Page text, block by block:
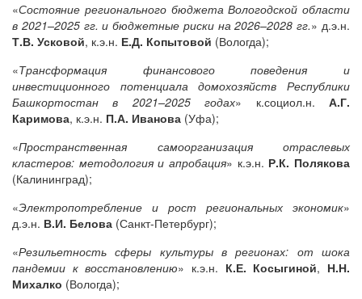
«Состояние регионального бюджета Вологодской области
в 2021–2025 гг. и бюджетные риски на 2026–2028 гг.» д.э.н.
Т.В. Усковой, к.э.н. Е.Д. Копытовой (Вологда);
«Трансформация финансового поведения и
инвестиционного потенциала домохозяйств Республики
Башкортостан в 2021–2025 годах» к.социол.н.А.Г.
Каримова, к.э.н. П.А. Иванова (Уфа);
«Пространственная самоорганизация отраслевых
кластеров: методология и апробация» к.э.н. Р.К. Полякова
(Калининград);
«Электропотребление и рост региональных экономик»
д.э.н. В.И. Белова (Санкт-Петербург);
«Резильетность сферы культуры в регионах: от шока
пандемии к восстановлению» к.э.н. К.Е. Косыгиной, Н.Н.
Михалко (Вологда);